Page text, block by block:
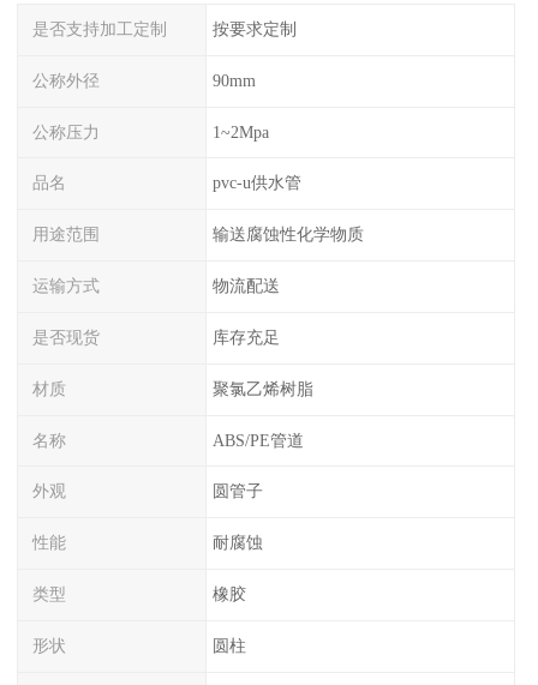
是否支持加工定制 按要求定制
公称外径 90mm
公称压力 1~2Mpa
品名 pvc-u供水管
用途范围 输送腐蚀性化学物质
运输方式 物流配送
是否现货 库存充足
材质 聚氯乙烯树脂
名称 ABS/PE管道
外观 圆管子
性能 耐腐蚀
类型 橡胶
形状 圆柱